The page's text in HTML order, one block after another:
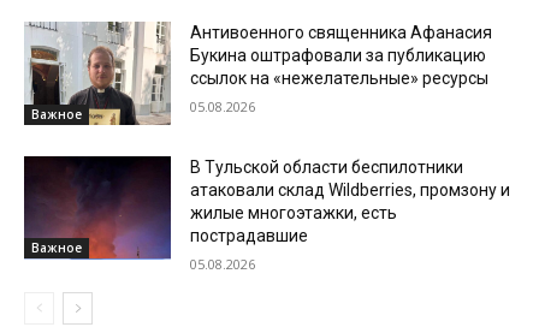
Важное
Антивоенного священника Афанасия
Букина оштрафовали за публикацию
ссылок на «нежелательные» ресурсы
05.08.2026
Важное
В Тульской области беспилотники
атаковали склад Wildberries, промзону и
жилые многоэтажки, есть
пострадавшие
05.08.2026